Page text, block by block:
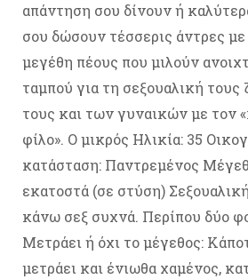
απάντηση σου δίνουν ή
σου δώσουν τέσσερις άντρες με
μεγέθη πέους που μιλούν
ταμπού για τη σεξουαλική
τους και των γυναικών με τον
φίλο». Ο μικρός Ηλικία: 35
κατάσταση: Παντρεμένος
εκατοστά (σε στύση)
κάνω σεξ συχνά. Περίπου δύο
Μετράει ή όχι το μέγεθος:
μετράει και ένιωθα χαμένος,